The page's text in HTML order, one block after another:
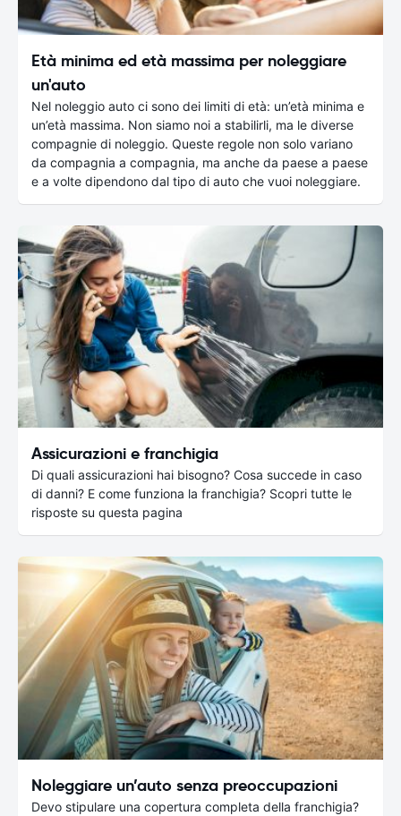
Età minima ed età massima per noleggiare
un'auto
Nel noleggio auto ci sono dei limiti di età: un’età minima e
un’età massima. Non siamo noi a stabilirli, ma le diverse
compagnie di noleggio. Queste regole non solo variano
da compagnia a compagnia, ma anche da paese a paese
e a volte dipendono dal tipo di auto che vuoi noleggiare.
Assicurazioni e franchigia
Di quali assicurazioni hai bisogno? Cosa succede in caso
di danni? E come funziona la franchigia? Scopri tutte le
risposte su questa pagina
Noleggiare un’auto senza preoccupazioni
Devo stipulare una copertura completa della franchigia?